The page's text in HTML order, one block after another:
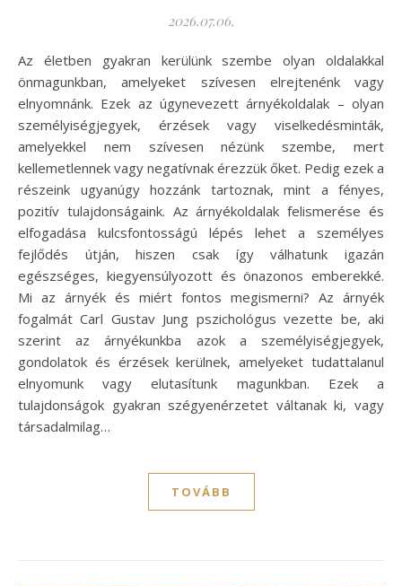
2026.07.06.
Az életben gyakran kerülünk szembe olyan oldalakkal
önmagunkban, amelyeket szívesen elrejtenénk vagy
elnyomnánk. Ezek az úgynevezett árnyékoldalak – olyan
személyiségjegyek, érzések vagy viselkedésminták,
amelyekkel nem szívesen nézünk szembe, mert
kellemetlennek vagy negatívnak érezzük őket. Pedig ezek a
részeink ugyanúgy hozzánk tartoznak, mint a fényes,
pozitív tulajdonságaink. Az árnyékoldalak felismerése és
elfogadása kulcsfontosságú lépés lehet a személyes
fejlődés útján, hiszen csak így válhatunk igazán
egészséges, kiegyensúlyozott és önazonos emberekké.
Mi az árnyék és miért fontos megismerni? Az árnyék
fogalmát Carl Gustav Jung pszichológus vezette be, aki
szerint az árnyékunkba azok a személyiségjegyek,
gondolatok és érzések kerülnek, amelyeket tudattalanul
elnyomunk vagy elutasítunk magunkban. Ezek a
tulajdonságok gyakran szégyenérzetet váltanak ki, vagy
társadalmilag…
TOVÁBB